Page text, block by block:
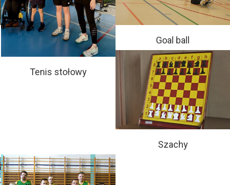
Tenis stołowy
Goal ball
Szachy